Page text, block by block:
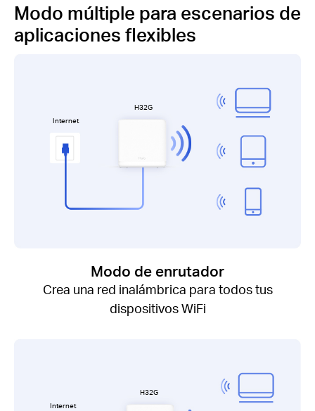
Modo múltiple para escenarios de
aplicaciones flexibles
Internet
H32G
Modo de enrutador
Crea una red inalámbrica para todos tus
dispositivos WiFi
Internet
H32G